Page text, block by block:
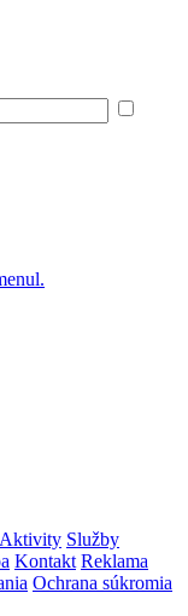
Aktivity Služby
Kontakt Reklama
Ochrana súkromia